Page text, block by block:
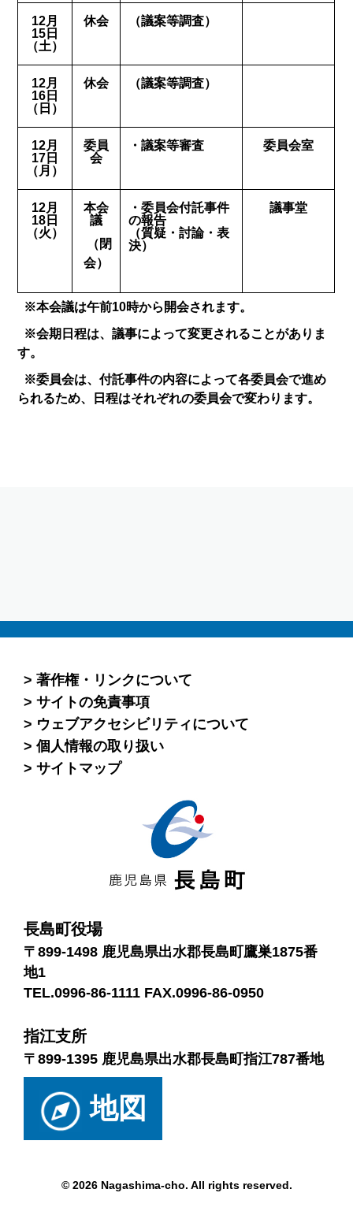
12月
15日
（土）
休会 （議案等調査）
12月
16日
（日）
休会 （議案等調査）
12月
17日
（月）
委員
会
・議案等審査 委員会室
12月
18日
（火）
本会
議
（閉
会）
・委員会付託事件
の報告
（質疑・討論・表
決）
議事堂
※本会議は午前10時から開会されます。
※会期日程は、議事によって変更されることがありま
す。
※委員会は、付託事件の内容によって各委員会で進め
られるため、日程はそれぞれの委員会で変わります。
著作権・リンクについて
サイトの免責事項
ウェブアクセシビリティについて
個人情報の取り扱い
サイトマップ
長島町役場
〒899-1498 鹿児島県出水郡長島町鷹巣1875番
地1
TEL.0996-86-1111 FAX.0996-86-0950
指江支所
〒899-1395 鹿児島県出水郡長島町指江787番地
地図
© 2026 Nagashima-cho. All rights reserved.